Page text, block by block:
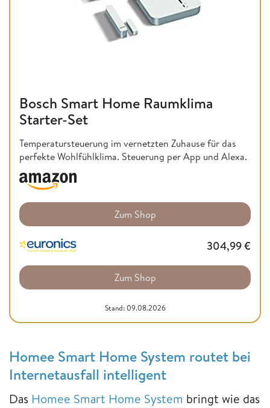
Bosch Smart Home Raumklima
Starter-Set
Temperatursteuerung im vernetzten Zuhause für das
perfekte Wohlfühlklima. Steuerung per App und Alexa.
Zum Shop
304,99€
Zum Shop
Stand: 09.08.2026
Homee Smart Home System routet bei
Internetausfall intelligent
Das Homee Smart Home System bringt wie das